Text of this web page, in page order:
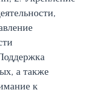
а также
к